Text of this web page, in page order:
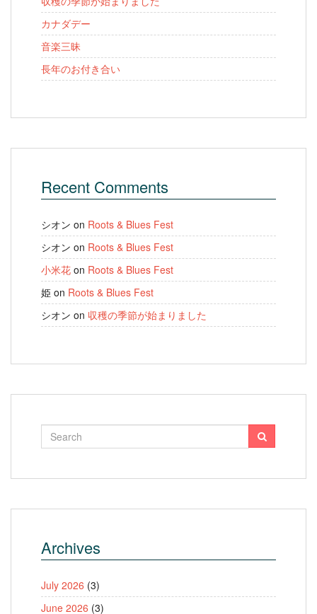
カナダデー
音楽三昧
長年のお付き合い
Recent Comments
シオン on Roots & Blues Fest
シオン on Roots & Blues Fest
小米花 on Roots & Blues Fest
姫 on Roots & Blues Fest
シオン on 収穫の季節が始まりました
Archives
July 2026 (3)
June 2026 (3)